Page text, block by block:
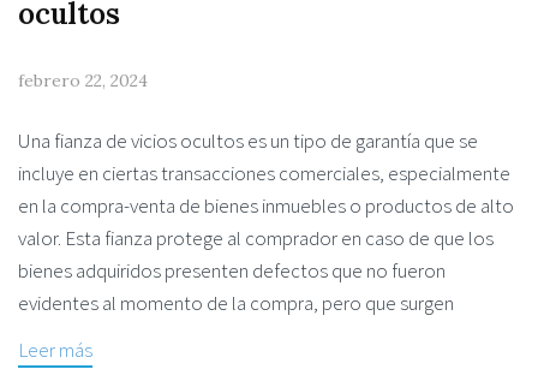
ocultos
febrero 22, 2024
Una fianza de vicios ocultos es un tipo de garantía que se
incluye en ciertas transacciones comerciales, especialmente
en la compra-venta de bienes inmuebles o productos de alto
valor. Esta fianza protege al comprador en caso de que los
bienes adquiridos presenten defectos que no fueron
evidentes al momento de la compra, pero que surgen
Leer más